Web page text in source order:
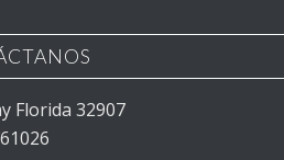
Florida 32907